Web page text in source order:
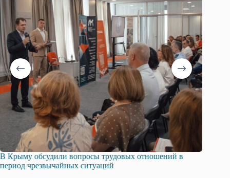
В Крыму обсудили вопросы трудовых отношений в
период чрезвычайных ситуаций